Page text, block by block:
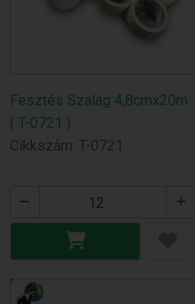
Fesztés Szalag 4,8cmx20m
( T-0721 )
Cikkszám: T-0721